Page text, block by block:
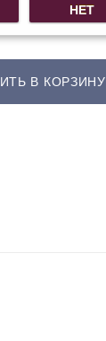
В КОРЗИНУ
НЕТ